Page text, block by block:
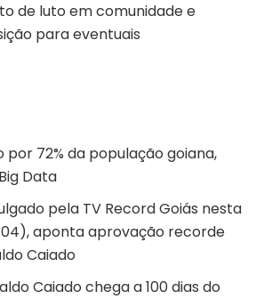
de luto em comunidade e
para eventuais
72% da população goiana,
Data
pela TV Record Goiás nesta
aponta aprovação recorde
Caiado
Caiado chega a 100 dias do